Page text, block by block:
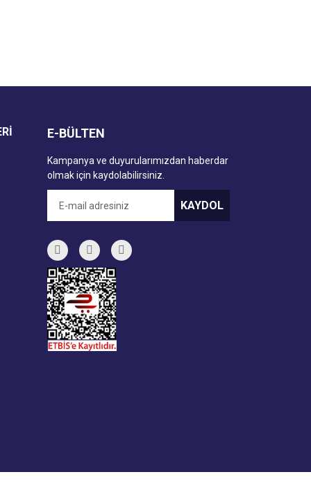
E-BÜLTEN
Kampanya ve duyurularımızdan haberdar
olmak için kaydolabilirsiniz.
KAYDOL